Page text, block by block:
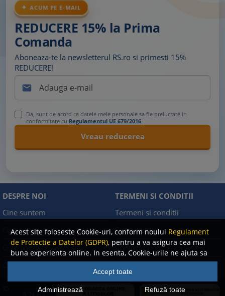
Acest site foloseste Cookie-uri, conform noului Regulament
de Protectie a Datelor (GDPR), pentru a va asigura cea mai
buna experienta online. In esenta, Cookie-urile ne ajuta sa
imbunatatim continutul de pe site, oferindu-va dvs.,
cititorul, o experienta online personalizata si mult mai
rapida. Ele sunt folosite doar de site-ul nostru si partenerii
Accept toate
Administrează Refuză toate
ACUM PE E-MAIL
REDUCERE 15% la Prima
Comanda
Aboneaza-te la newsletterul RS.ro si primesti 15%
REDUCERE!

Da, sunt de acord ca datele mele personale sa fie prelucrate in
conformitate cu Regulamentul UE 679/2016
DESPRE NOI
Cine suntem
Cum comand?
Cum platesc?
TERMENI SI CONDITII
Termeni si conditii
Facebook
Contact
A.N.P.C.